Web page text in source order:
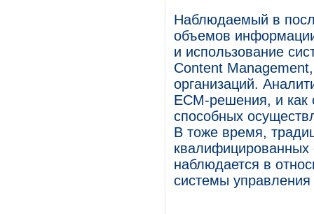
Наблюдаемый в
объемов
и использование
Content
организаций.
ECM-решения, и как
cпособных
В тоже время,
квалифицированных
наблюдается в
системы